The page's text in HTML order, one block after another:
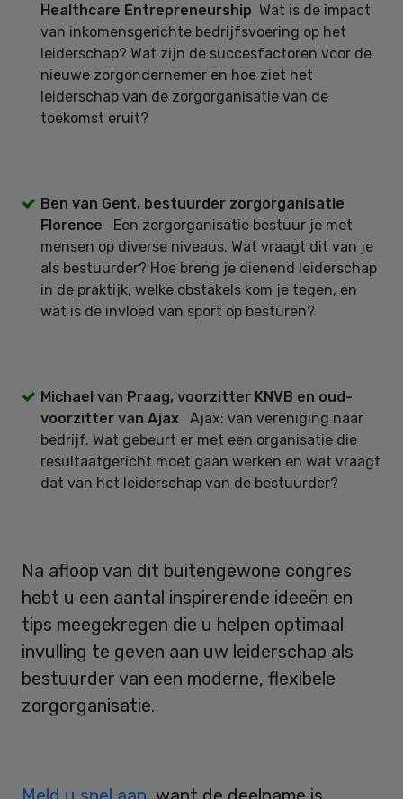
Healthcare Entrepreneurship Wat is de impact
van inkomensgerichte bedrijfsvoering op het
leiderschap? Wat zijn de succesfactoren voor de
nieuwe zorgondernemer en hoe ziet het
leiderschap van de zorgorganisatie van de
toekomst eruit?
Ben van Gent, bestuurder zorgorganisatie
Florence Een zorgorganisatie bestuur je met
mensen op diverse niveaus. Wat vraagt dit van je
als bestuurder? Hoe breng je dienend leiderschap
in de praktijk, welke obstakels kom je tegen, en
wat is de invloed van sport op besturen?
Michael van Praag, voorzitter KNVB en oud-
voorzitter van Ajax Ajax: van vereniging naar
bedrijf. Wat gebeurt er met een organisatie die
resultaatgericht moet gaan werken en wat vraagt
dat van het leiderschap van de bestuurder?
Na afloop van dit buitengewone congres
hebt u een aantal inspirerende ideeën en
tips meegekregen die u helpen optimaal
invulling te geven aan uw leiderschap als
bestuurder van een moderne, flexibele
zorgorganisatie.